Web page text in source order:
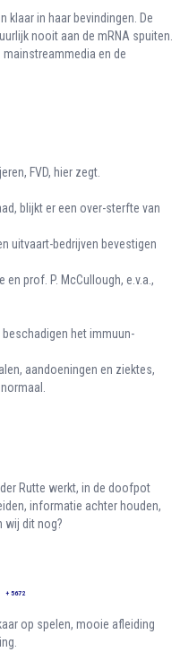
klaar in haar bevindingen. De
nooit aan de mRNA spuiten.
en de
FVD, hier zegt.
blijkt er een over-sterfte van
uitvaart-bedrijven bevestigen
prof. P. McCullough, e.v.a.,
het immuun-
aandoeningen en ziektes,
Rutte werkt, in de doofpot
informatie achter houden,
wij dit nog?
+ 5672
op spelen, mooie afleiding